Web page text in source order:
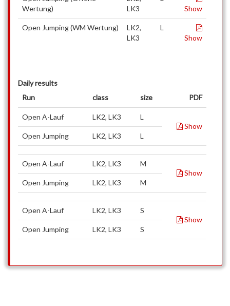
Wertung)
LK3
Show
Open Jumping (WM Wertung)
LK2,
LK3
L
Show
Daily results
Run
class size PDF
Open A-Lauf LK2, LK3
L
Show
Open Jumping
LK2, LK3 L
Open A-Lauf LK2, LK3
M
Show
Open Jumping
LK2, LK3 M
Open A-Lauf LK2, LK3
S
Show
Open Jumping
LK2, LK3 S